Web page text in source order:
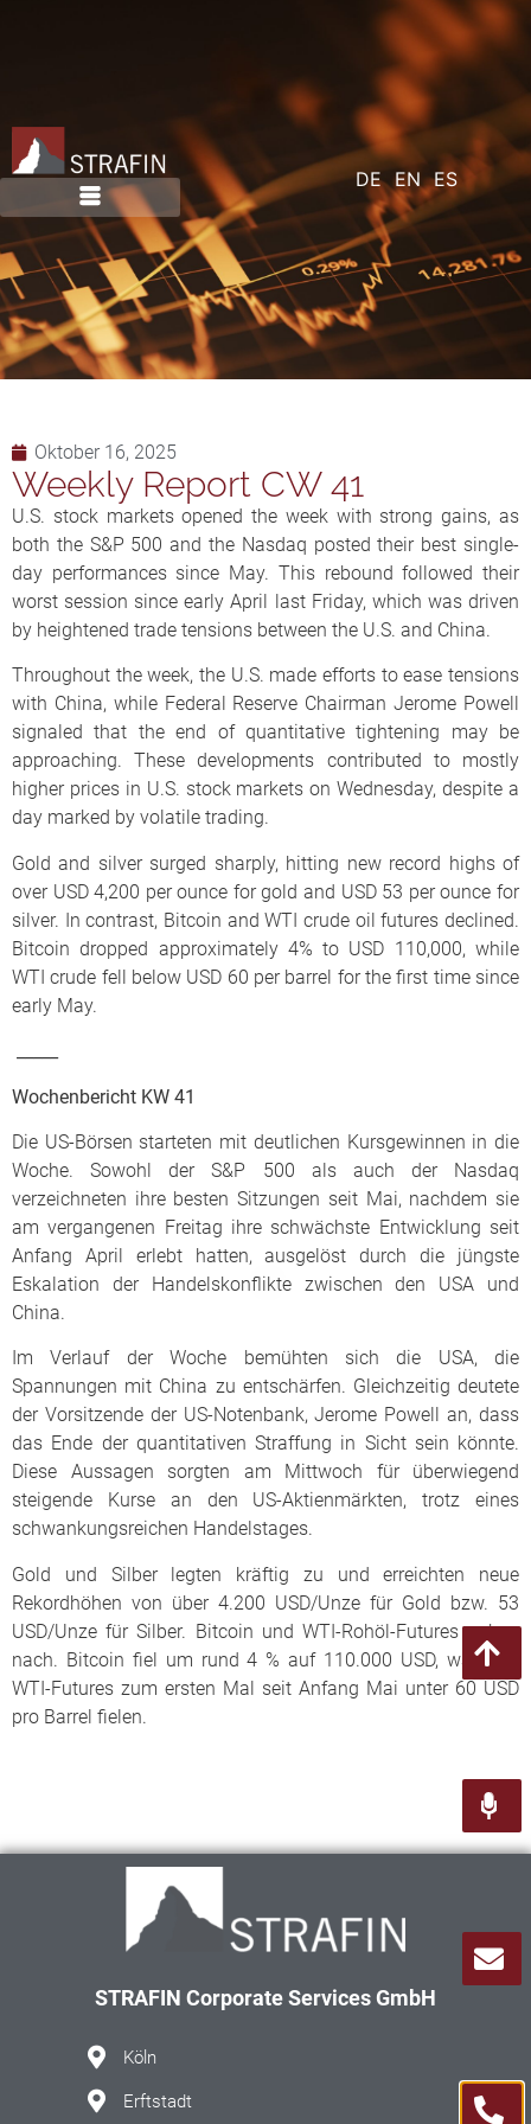
DE EN ES
Oktober 16, 2025
Weekly Report CW 41
U.S. stock markets opened the week with strong gains, as
both the S&P 500 and the Nasdaq posted their best single-
day performances since May. This rebound followed their
worst session since early April last Friday, which was driven
by heightened trade tensions between the U.S. and China.
Throughout the week, the U.S. made efforts to ease tensions
with China, while Federal Reserve Chairman Jerome Powell
signaled that the end of quantitative tightening may be
approaching. These developments contributed to mostly
higher prices in U.S. stock markets on Wednesday, despite a
day marked by volatile trading.
Gold and silver surged sharply, hitting new record highs of
over USD 4,200 per ounce for gold and USD 53 per ounce for
silver. In contrast, Bitcoin and WTI crude oil futures declined.
Bitcoin dropped approximately 4% to USD 110,000, while
WTI crude fell below USD 60 per barrel for the first time since
early May.
Wochenbericht KW 41
Die US-Börsen starteten mit deutlichen Kursgewinnen in die
Woche. Sowohl der S&P 500 als auch der Nasdaq
verzeichneten ihre besten Sitzungen seit Mai, nachdem sie
am vergangenen Freitag ihre schwächste Entwicklung seit
Anfang April erlebt hatten, ausgelöst durch die jüngste
Eskalation der Handelskonflikte zwischen den USA und
China.
Im Verlauf der Woche bemühten sich die USA, die
Spannungen mit China zu entschärfen. Gleichzeitig deutete
der Vorsitzende der US-Notenbank, Jerome Powell an, dass
das Ende der quantitativen Straffung in Sicht sein könnte.
Diese Aussagen sorgten am Mittwoch für überwiegend
steigende Kurse an den US-Aktienmärkten, trotz eines
schwankungsreichen Handelstages.
Gold und Silber legten kräftig zu und erreichten neue
Rekordhöhen von über 4.200 USD/Unze für Gold bzw. 53
USD/Unze für Silber. Bitcoin und WTI-Rohöl-Futures gaben
nach. Bitcoin fiel um rund 4 % auf 110.000 USD, während
WTI-Futures zum ersten Mal seit Anfang Mai unter 60 USD
pro Barrel fielen.
STRAFIN Corporate Services GmbH
Köln
Erftstadt